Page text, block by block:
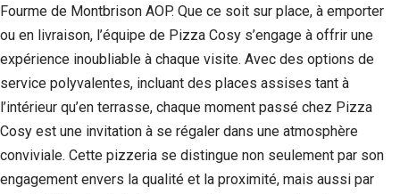
Fourme de Montbrison AOP. Que ce soit sur place, à emporter
ou en livraison, l’équipe de Pizza Cosy s’engage à offrir une
expérience inoubliable à chaque visite. Avec des options de
service polyvalentes, incluant des places assises tant à
l’intérieur qu’en terrasse, chaque moment passé chez Pizza
Cosy est une invitation à se régaler dans une atmosphère
conviviale. Cette pizzeria se distingue non seulement par son
engagement envers la qualité et la proximité, mais aussi par